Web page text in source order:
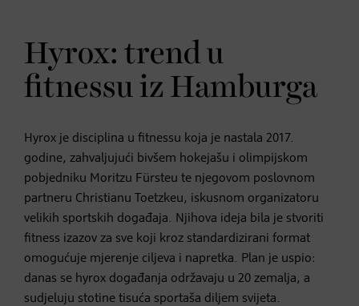
Hyrox: trend u
fitnessu iz Hamburga
Hyrox je disciplina u fitnessu koja je nastala 2017.
godine, zahvaljujući bivšem hokejašu i olimpijskom
pobjedniku Moritzu Fürsteu te njegovom poslovnom
partneru Christianu Toetzkeu, iskusnom organizatoru
velikih sportskih događaja. Njihova ideja bila je stvoriti
fitness izazov za sve koji kroz standardizirani format
omogućuje mjerenje ciljeva i napretka. Plan je uspio:
danas se hyrox događanja održavaju u 20 zemalja, a
sudjeluju stotine tisuća sportaša diljem svijeta.